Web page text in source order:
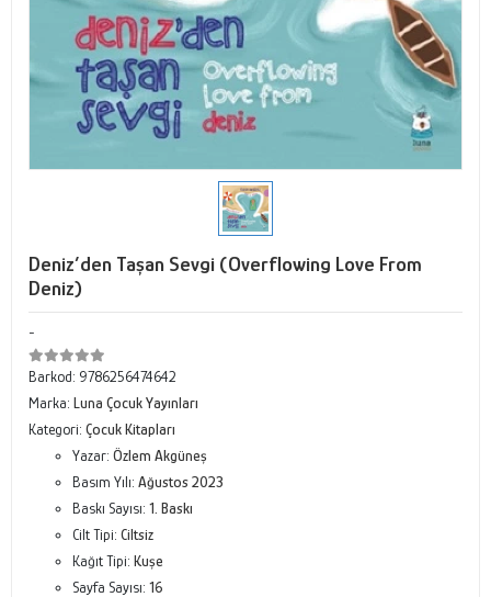
Deniz’den Taşan Sevgi (Overflowing Love From
Deniz)
-
Barkod: 9786256474642
Marka: Luna Çocuk Yayınları
Kategori: Çocuk Kitapları
Yazar: Özlem Akgüneş
Basım Yılı: Ağustos 2023
Baskı Sayısı: 1. Baskı
Cilt Tipi: Ciltsiz
Kağıt Tipi: Kuşe
Sayfa Sayısı: 16